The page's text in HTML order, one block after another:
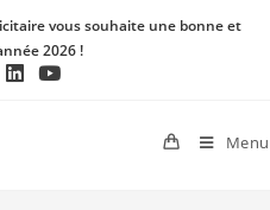
vous souhaite une bonne et
2026 !
Menu